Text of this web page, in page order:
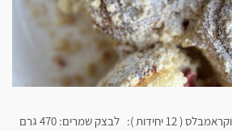
שושני שמרים גבינה , פטל וקראמבלס ( 12 יחידות ): לבצק שמרים: 470 גרם